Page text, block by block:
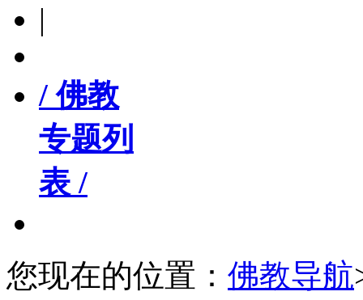
|
/ 佛教
专题列
表 /
您现在的位置： 佛教导航